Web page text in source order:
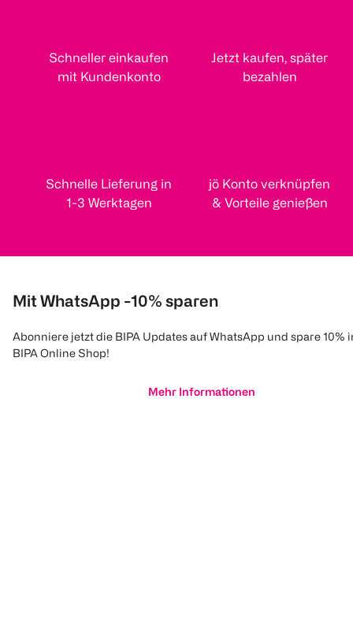
Schneller einkaufen
mit Kundenkonto
Jetzt kaufen, später
bezahlen
Schnelle Lieferung in
1-3 Werktagen
jö Konto verknüpfen
& Vorteile genießen
Mit WhatsApp -10% sparen
Abonniere jetzt die BIPA Updates auf WhatsApp und spare 10%
BIPA Online Shop!
Mehr Informationen